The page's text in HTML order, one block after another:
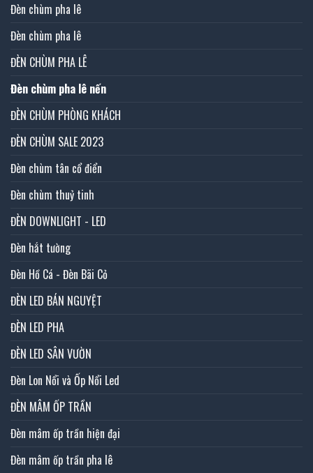
Đèn chùm pha lê
Đèn chùm pha lê
ĐÈN CHÙM PHA LÊ
Đèn chùm pha lê nến
ĐÈN CHÙM PHÒNG KHÁCH
ĐÈN CHÙM SALE 2023
Đèn chùm tân cổ điển
Đèn chùm thuỷ tinh
ĐÈN DOWNLIGHT - LED
Đèn hắt tường
Đèn Hồ Cá - Đèn Bãi Cỏ
ĐÈN LED BÁN NGUYỆT
ĐÈN LED PHA
ĐÈN LED SÂN VƯỜN
Đèn Lon Nổi và Ốp Nổi Led
ĐÈN MÂM ỐP TRẦN
Đèn mâm ốp trần hiện đại
Đèn mâm ốp trần pha lê